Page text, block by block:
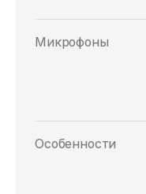
Микрофоны
Особенности